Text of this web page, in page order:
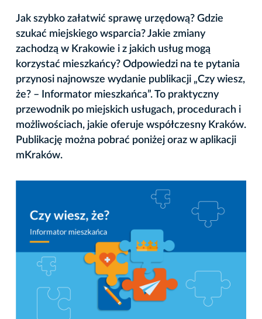
Jak szybko załatwić sprawę urzędową? Gdzie
szukać miejskiego wsparcia? Jakie zmiany
zachodzą w Krakowie i z jakich usług mogą
korzystać mieszkańcy? Odpowiedzi na te pytania
przynosi najnowsze wydanie publikacji „Czy wiesz,
że? – Informator mieszkańca”. To praktyczny
przewodnik po miejskich usługach, procedurach i
możliwościach, jakie oferuje współczesny Kraków.
Publikację można pobrać poniżej oraz w aplikacji
mKraków.